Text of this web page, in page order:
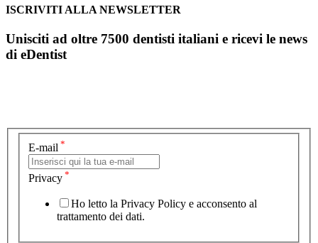
ISCRIVITI ALLA NEWSLETTER
Unisciti ad oltre 7500 dentisti italiani e ricevi le news
di eDentist
E-mail *
Privacy *
Ho letto la Privacy Policy e acconsento al
trattamento dei dati.